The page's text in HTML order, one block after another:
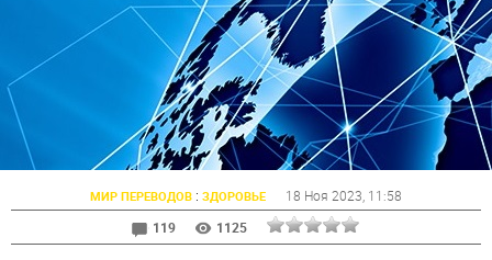
МИР ПЕРЕВОДОВ : ЗДОРОВЬЕ 18 Ноя 2023 , 11:58
119
1125